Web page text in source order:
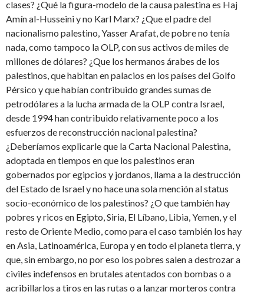
clases? ¿Qué la figura-modelo de la causa palestina es Haj
Amín al-Husseini y no Karl Marx? ¿Que el padre del
nacionalismo palestino, Yasser Arafat, de pobre no tenía
nada, como tampoco la OLP, con sus activos de miles de
millones de dólares? ¿Que los hermanos árabes de los
palestinos, que habitan en palacios en los países del Golfo
Pérsico y que habían contribuido grandes sumas de
petrodólares a la lucha armada de la OLP contra Israel,
desde 1994 han contribuido relativamente poco a los
esfuerzos de reconstrucción nacional palestina?
¿Deberíamos explicarle que la Carta Nacional Palestina,
adoptada en tiempos en que los palestinos eran
gobernados por egipcios y jordanos, llama a la destrucción
del Estado de Israel y no hace una sola mención al status
socio-económico de los palestinos? ¿O que también hay
pobres y ricos en Egipto, Siria, El Líbano, Libia, Yemen, y el
resto de Oriente Medio, como para el caso también los hay
en Asia, Latinoamérica, Europa y en todo el planeta tierra, y
que, sin embargo, no por eso los pobres salen a destrozar a
civiles indefensos en brutales atentados con bombas o a
acribillarlos a tiros en las rutas o a lanzar morteros contra